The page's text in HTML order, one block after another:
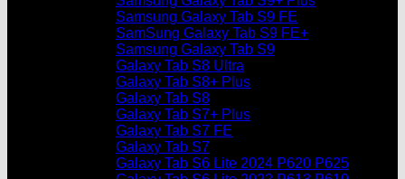
Samsung Galaxy Tab S9 FE
SamSung Galaxy Tab S9 FE+
Samsung Galaxy Tab S9
Galaxy Tab S8 Ultra
Galaxy Tab S8+ Plus
Galaxy Tab S8
Galaxy Tab S7+ Plus
Galaxy Tab S7 FE
Galaxy Tab S7
Galaxy Tab S6 Lite 2024 P620 P625